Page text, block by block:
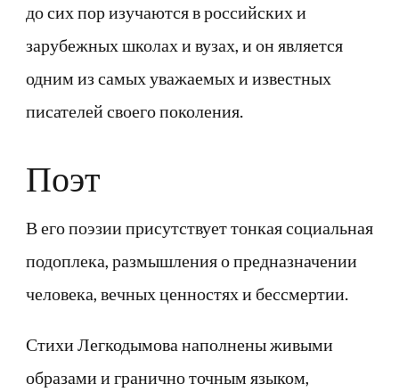
до сих пор изучаются в российских и
зарубежных школах и вузах, и он является
одним из самых уважаемых и известных
писателей своего поколения.
Поэт
В его поэзии присутствует тонкая социальная
подоплека, размышления о предназначении
человека, вечных ценностях и бессмертии.
Стихи Легкодымова наполнены живыми
образами и гранично точным языком,